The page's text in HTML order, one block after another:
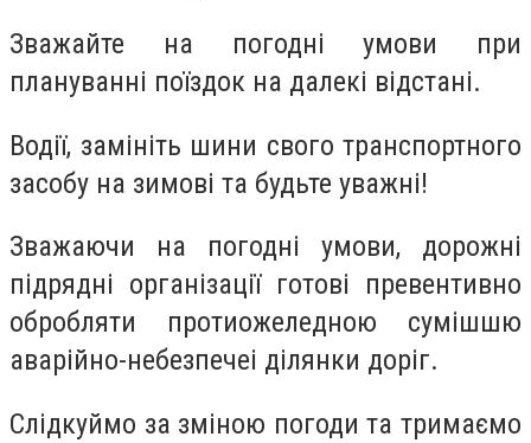
Зважайте на погодні умови при
плануванні поїздок на далекі відстані.
Водії, замініть шини свого транспортного
засобу на зимові та будьте уважні!
Зважаючи на погодні умови, дорожні
підрядні організації готові превентивно
обробляти протиожеледною сумішшю
аварійно-небезпечеі ділянки доріг.
Слідкуймо за зміною погоди та тримаємо